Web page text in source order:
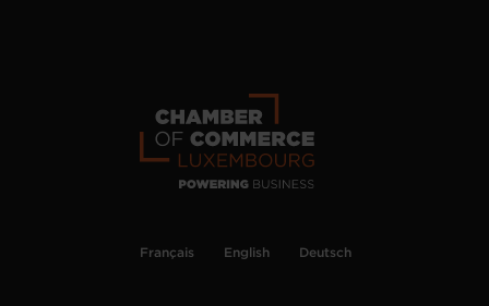
Français English Deutsch